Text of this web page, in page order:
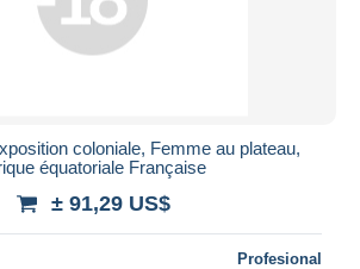
coloniale, Femme au plateau,
équatoriale Française
± 91,29 US$
Profesional